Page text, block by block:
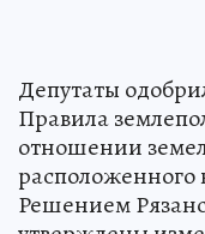
Депутаты
Правила
отношении
расположенного
Решением